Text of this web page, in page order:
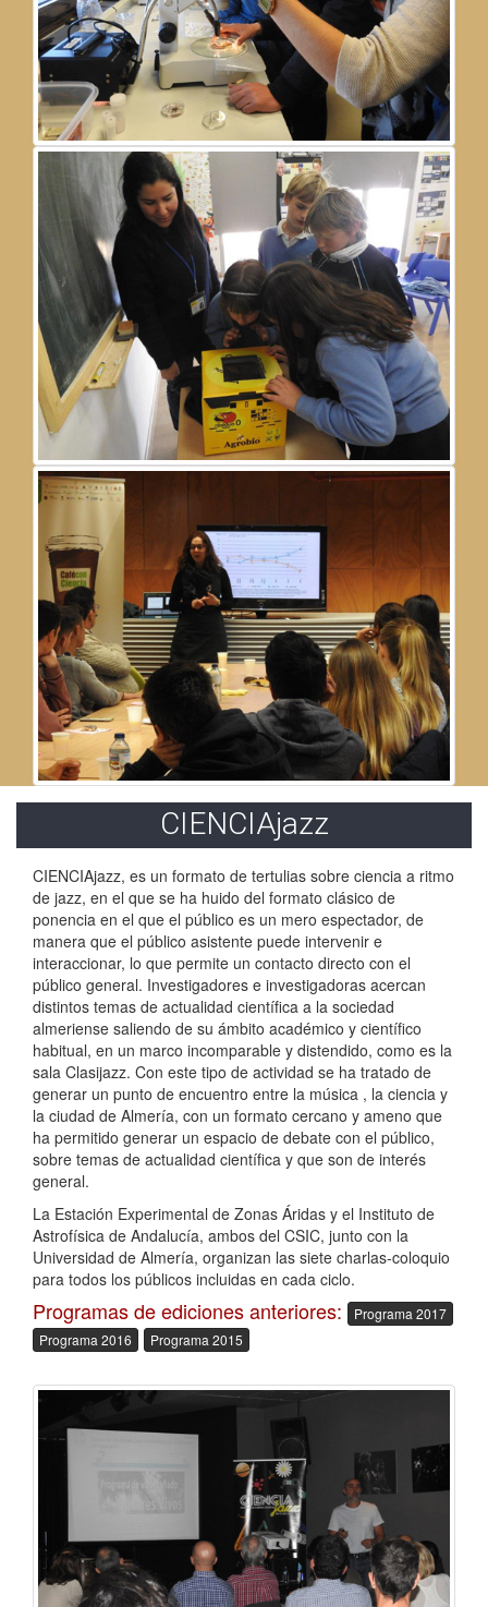
CIENCIAjazz
CIENCIAjazz, es un formato de tertulias sobre ciencia a ritmo
de jazz, en el que se ha huido del formato clásico de
ponencia en el que el público es un mero espectador, de
manera que el público asistente puede intervenir e
interaccionar, lo que permite un contacto directo con el
público general. Investigadores e investigadoras acercan
distintos temas de actualidad científica a la sociedad
almeriense saliendo de su ámbito académico y científico
habitual, en un marco incomparable y distendido, como es la
sala Clasijazz. Con este tipo de actividad se ha tratado de
generar un punto de encuentro entre la música , la ciencia y
la ciudad de Almería, con un formato cercano y ameno que
ha permitido generar un espacio de debate con el público,
sobre temas de actualidad científica y que son de interés
general.
La Estación Experimental de Zonas Áridas y el Instituto de
Astrofísica de Andalucía, ambos del CSIC, junto con la
Universidad de Almería, organizan las siete charlas-coloquio
para todos los públicos incluidas en cada ciclo.
Programas de ediciones anteriores:
Programa 2017
Programa 2016
Programa 2015